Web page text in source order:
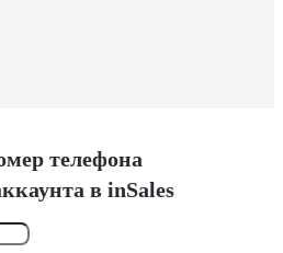
телефона
в inSales